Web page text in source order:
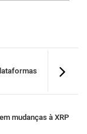
mudanças à XRP